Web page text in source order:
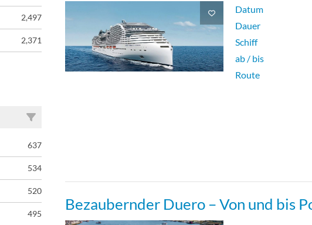
2,497
2,371
637
534
520
495
Datum
Dauer
Schiff
ab / bis
Route
Bezaubernder Duero – Von und bis